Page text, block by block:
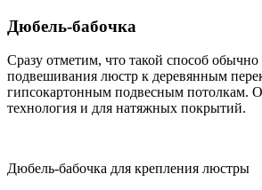
Дюбель-бабочка
Сразу отметим, что такой способ
подвешивания люстр к деревянным
гипсокартонным подвесным потолкам.
технология и для натяжных покрытий.
Дюбель-бабочка для крепления люстры